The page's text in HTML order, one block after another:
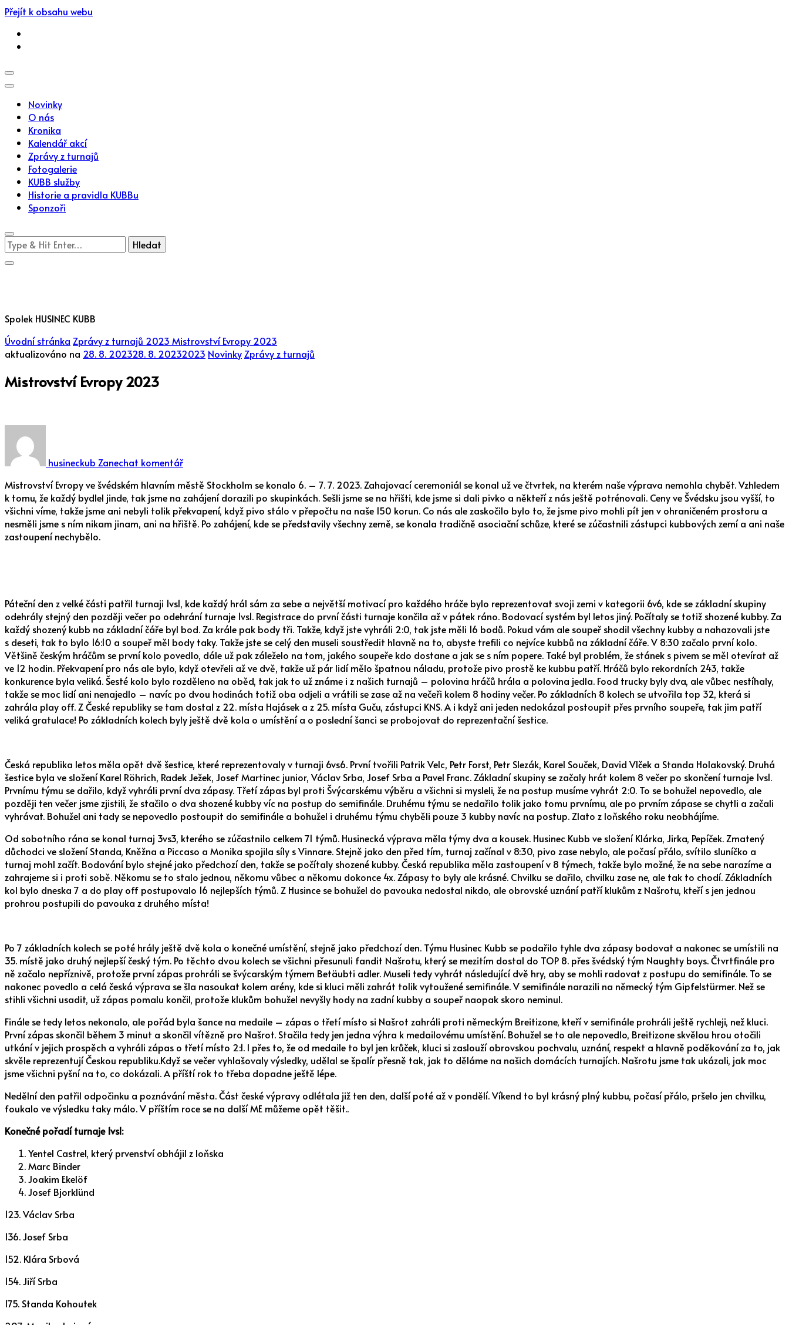
Přejít k obsahu webu
Novinky
O nás
Kronika
Kalendář akcí
Zprávy z turnajů
Fotogalerie
KUBB služby
Historie a pravidla KUBBu
Sponzoři
Hledáte
něco
?
Spolek HUSINEC KUBB
Úvodní stránka Zprávy z turnajů 2023 Mistrovství Evropy 2023
aktualizováno na 28. 8. 202328. 8. 20232023 Novinky Zprávy z turnajů
Mistrovství Evropy 2023
husineckub Zanechat komentářEvropy
2023
Mistrovství Evropy ve švédském hlavním městě Stockholm se konalo 6. – 7. 7. 2023. Zahajovací ceremoniál se konal už ve čtvrtek, na kterém naše výprava nemohla chybět. Vzhledem
k tomu, že každý bydlel jinde, tak jsme na zahájení dorazili po skupinkách. Sešli jsme se na hřišti, kde jsme si dali pivko a někteří z nás ještě potrénovali. Ceny ve Švédsku jsou vyšší, to
všichni víme, takže jsme ani nebyli tolik překvapení, když pivo stálo v přepočtu na naše 150 korun. Co nás ale zaskočilo bylo to, že jsme pivo mohli pít jen v ohraničeném prostoru a
nesměli jsme s ním nikam jinam, ani na hřiště. Po zahájení, kde se představily všechny země, se konala tradičně asociační schůze, které se zúčastnili zástupci kubbových zemí a ani naše
zastoupení nechybělo.
Páteční den z velké části patřil turnaji 1vs1, kde každý hrál sám za sebe a největší motivací pro každého hráče bylo reprezentovat svoji zemi v kategorii 6v6, kde se základní skupiny
odehrály stejný den později večer po odehrání turnaje 1vs1. Registrace do první části turnaje končila až v pátek ráno. Bodovací systém byl letos jiný. Počítaly se totiž shozené kubby. Za
každý shozený kubb na základní čáře byl bod. Za krále pak body tři. Takže, když jste vyhráli 2:0, tak jste měli 16 bodů. Pokud vám ale soupeř shodil všechny kubby a nahazovali jste
s deseti, tak to bylo 16:10 a soupeř měl body taky. Takže jste se celý den museli soustředit hlavně na to, abyste trefili co nejvíce kubbů na základní čáře. V 8:30 začalo první kolo.
Většině českým hráčům se první kolo povedlo, dále už pak záleželo na tom, jakého soupeře kdo dostane a jak se s ním popere. Také byl problém, že stánek s pivem se měl otevírat až
ve 12 hodin. Překvapení pro nás ale bylo, když otevřeli až ve dvě, takže už pár lidí mělo špatnou náladu, protože pivo prostě ke kubbu patří. Hráčů bylo rekordních 243, takže
konkurence byla veliká. Šesté kolo bylo rozděleno na oběd, tak jak to už známe i z našich turnajů – polovina hráčů hrála a polovina jedla. Food trucky byly dva, ale vůbec nestíhaly,
takže se moc lidí ani nenajedlo – navíc po dvou hodinách totiž oba odjeli a vrátili se zase až na večeři kolem 8 hodiny večer. Po základních 8 kolech se utvořila top 32, která si
zahrála play off. Z České republiky se tam dostal z 22. místa Hajásek a z 25. místa Guču, zástupci KNS. A i když ani jeden nedokázal postoupit přes prvního soupeře, tak jim patří
veliká gratulace! Po základních kolech byly ještě dvě kola o umístění a o poslední šanci se probojovat do reprezentační šestice.
Česká republika letos měla opět dvě šestice, které reprezentovaly v turnaji 6vs6. První tvořili Patrik Velc, Petr Forst, Petr Slezák, Karel Souček, David Vlček a Standa Holakovský. Druhá
šestice byla ve složení Karel Röhrich, Radek Ježek, Josef Martinec junior, Václav Srba, Josef Srba a Pavel Franc. Základní skupiny se začaly hrát kolem 8 večer po skončení turnaje 1vs1.
Prvnímu týmu se dařilo, když vyhráli první dva zápasy. Třetí zápas byl proti Švýcarskému výběru a všichni si mysleli, že na postup musíme vyhrát 2:0. To se bohužel nepovedlo, ale
později ten večer jsme zjistili, že stačilo o dva shozené kubby víc na postup do semifinále. Druhému týmu se nedařilo tolik jako tomu prvnímu, ale po prvním zápase se chytli a začali
vyhrávat. Bohužel ani tady se nepovedlo postoupit do semifinále a bohužel i druhému týmu chyběli pouze 3 kubby navíc na postup. Zlato z loňského roku neobhájíme.
Od sobotního rána se konal turnaj 3vs3, kterého se zúčastnilo celkem 71 týmů. Husinecká výprava měla týmy dva a kousek. Husinec Kubb ve složení Klárka, Jirka, Pepíček. Zmatený
důchodci ve složení Standa, Kněžna a Piccaso a Monika spojila síly s Vinnare. Stejně jako den před tím, turnaj začínal v 8:30, pivo zase nebylo, ale počasí přálo, svítilo sluníčko a
turnaj mohl začít. Bodování bylo stejné jako předchozí den, takže se počítaly shozené kubby. Česká republika měla zastoupení v 8 týmech, takže bylo možné, že na sebe narazíme a
zahrajeme si i proti sobě. Někomu se to stalo jednou, někomu vůbec a někomu dokonce 4x. Zápasy to byly ale krásné. Chvilku se dařilo, chvilku zase ne, ale tak to chodí. Základních
kol bylo dneska 7 a do play off postupovalo 16 nejlepších týmů. Z Husince se bohužel do pavouka nedostal nikdo, ale obrovské uznání patří klukům z Našrotu, kteří s jen jednou
prohrou postupili do pavouka z druhého místa!
Po 7 základních kolech se poté hrály ještě dvě kola o konečné umístění, stejně jako předchozí den. Týmu Husinec Kubb se podařilo tyhle dva zápasy bodovat a nakonec se umístili na
35. místě jako druhý nejlepší český tým. Po těchto dvou kolech se všichni přesunuli fandit Našrotu, který se mezitím dostal do TOP 8. přes švédský tým Naughty boys. Čtvrtfinále pro
ně začalo nepříznivě, protože první zápas prohráli se švýcarským týmem Betäubti adler. Museli tedy vyhrát následující dvě hry, aby se mohli radovat z postupu do semifinále. To se
nakonec povedlo a celá česká výprava se šla nasoukat kolem arény, kde si kluci měli zahrát tolik vytoužené semifinále. V semifinále narazili na německý tým Gipfelstürmer. Než se
stihli všichni usadit, už zápas pomalu končil, protože klukům bohužel nevyšly hody na zadní kubby a soupeř naopak skoro neminul.
Finále se tedy letos nekonalo, ale pořád byla šance na medaile – zápas o třetí místo si Našrot zahráli proti německým Breitizone, kteří v semifinále prohráli ještě rychleji, než kluci.
První zápas skončil během 3 minut a skončil vítězně pro Našrot. Stačila tedy jen jedna výhra k medailovému umístění. Bohužel se to ale nepovedlo, Breitizone skvělou hrou otočili
utkání v jejich prospěch a vyhráli zápas o třetí místo 2:1. I přes to, že od medaile to byl jen krůček, kluci si zaslouží obrovskou pochvalu, uznání, respekt a hlavně poděkování za to, jak
skvěle reprezentují Českou republiku.Když se večer vyhlašovaly výsledky, udělal se špalír přesně tak, jak to děláme na našich domácích turnajích. Našrotu jsme tak ukázali, jak moc
jsme všichni pyšní na to, co dokázali. A příští rok to třeba dopadne ještě lépe.
Nedělní den patřil odpočinku a poznávání města. Část české výpravy odlétala již ten den, další poté až v pondělí. Víkend to byl krásný plný kubbu, počasí přálo, pršelo jen chvilku,
foukalo ve výsledku taky málo. V příštím roce se na další ME můžeme opět těšit..
Konečné pořadí turnaje 1vs1:
Yentel Castrel, který prvenství obhájil z loňska
Marc Binder
Joakim Ekelöf
Josef Bjorklünd
123. Václav Srba
136. Josef Srba
152. Klára Srbová
154. Jiří Srba
175. Standa Kohoutek